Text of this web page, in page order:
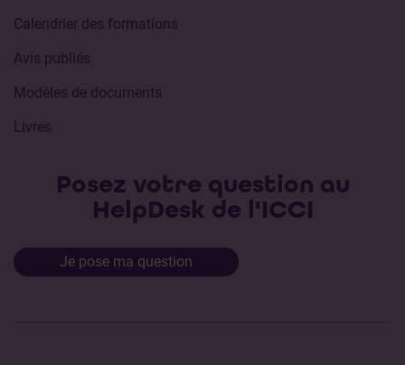
Calendrier des formations
Avis publiés
Modèles de documents
Livres
Posez votre question au
HelpDesk de l'ICCI
Je pose ma question